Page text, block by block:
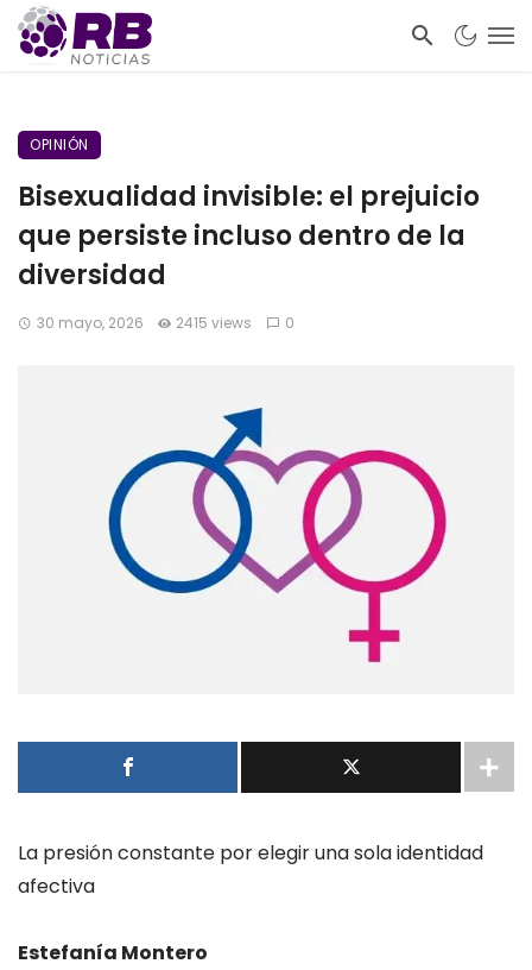
OPINIÓN
Bisexualidad invisible: el prejuicio
que persiste incluso dentro de la
diversidad
30 mayo, 2026 2415 views 0
La presión constante por elegir una sola identidad
afectiva
Estefanía Montero